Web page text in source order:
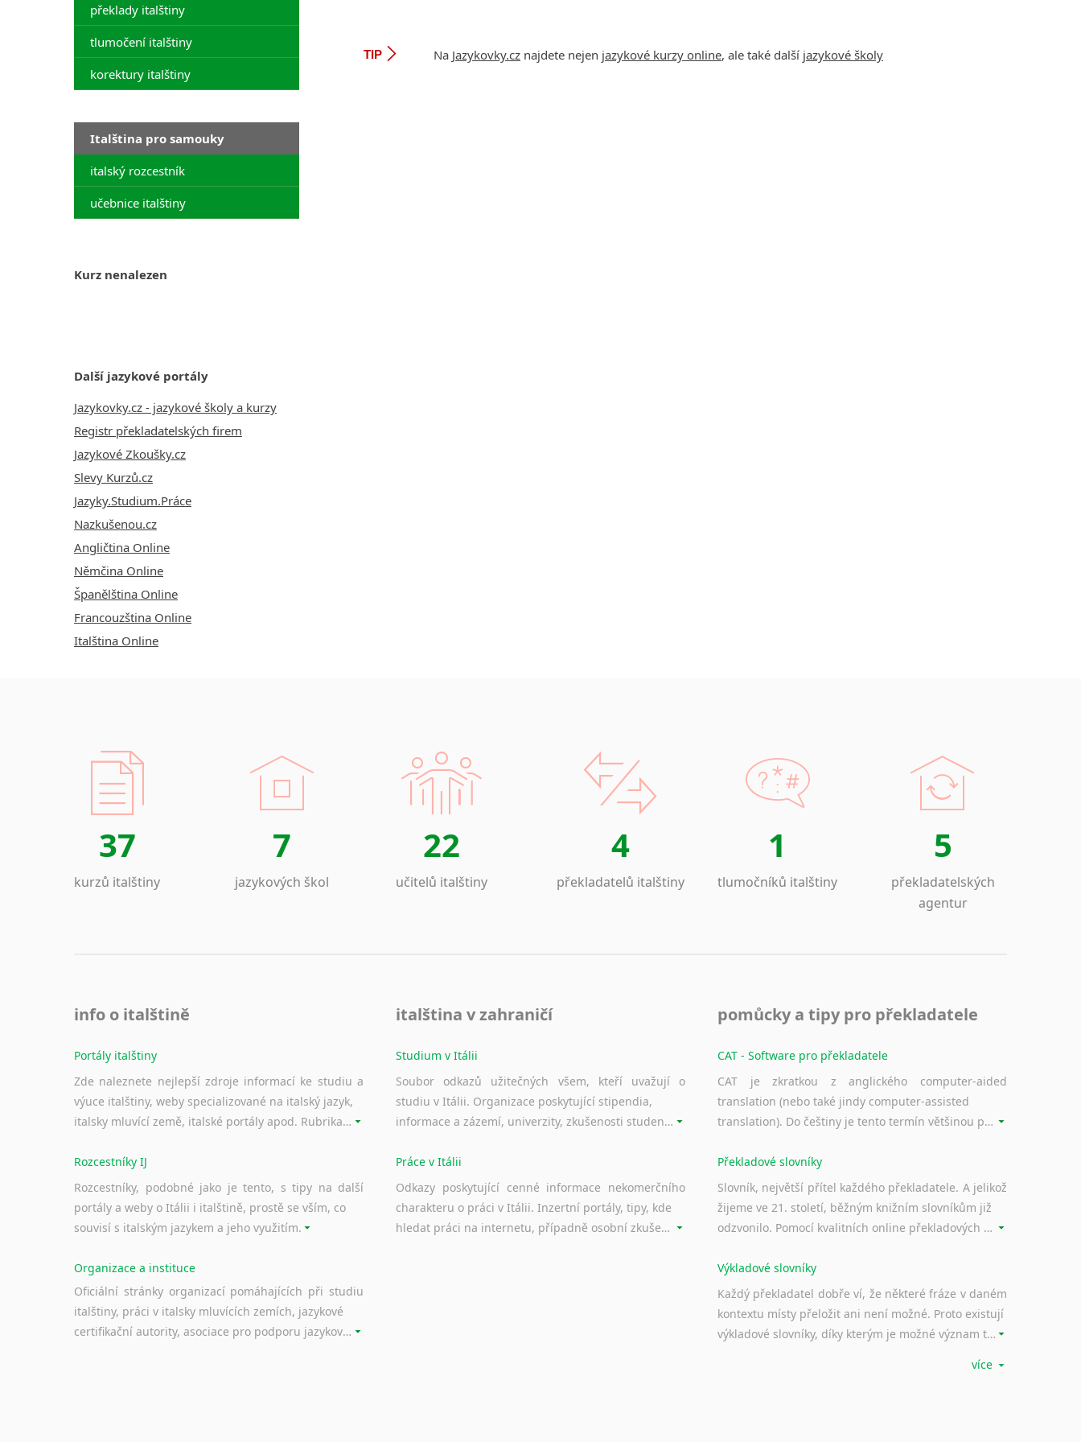
překlady italštiny
tlumočení italštiny
korektury italštiny
Italština pro samouky
italský rozcestník
učebnice italštiny
Kurz nenalezen
Další jazykové portály
Jazykovky.cz - jazykové školy a kurzy
Registr překladatelských firem
Jazykové Zkoušky.cz
Slevy Kurzů.cz
Jazyky.Studium.Práce
Nazkušenou.cz
Angličtina Online
Němčina Online
Španělština Online
Francouzština Online
Italština Online
TIP Na Jazykovky.cz najdete nejen jazykové kurzy online, ale také další jazykové školy
37
kurzů italštiny
7
jazykových škol
22
učitelů italštiny
4
překladatelů italštiny
1
tlumočníků italštiny
5
překladatelských
agentur
info o italštině
Portály italštiny
Zde naleznete nejlepší zdroje informací ke studiu a
výuce italštiny, weby specializované na italský jazyk,
italsky mluvící země, italské portály apod. Rubrika obsahuje zejména komplexní a maximálně kvalitní stránky využitelné ke studiu italštiny.
Rozcestníky IJ
Rozcestníky, podobné jako je tento, s tipy na další
portály a weby o Itálii i italštině, prostě se vším, co
souvisí s italským jazykem a jeho využitím.
Organizace a instituce
Oficiální stránky organizací pomáhajících při studiu
italštiny, práci v italsky mluvících zemích, jazykové
certifikační autority, asociace pro podporu jazykového vzdělávání ad.
italština v zahraničí
Studium v Itálii
Soubor odkazů užitečných všem, kteří uvažují o
studiu v Itálii. Organizace poskytující stipendia,
informace a zázemí, univerzity, zkušenosti studentů.
Práce v Itálii
Odkazy poskytující cenné informace nekomerčního
charakteru o práci v Itálii. Inzertní portály, tipy, kde
hledat práci na internetu, případně osobní zkušenosti ostatních.
pomůcky a tipy pro překladatele
CAT - Software pro překladatele
CAT je zkratkou z anglického computer-aided
translation (nebo také jindy computer-assisted
translation). Do češtiny je tento termín většinou překládán jako počítačem podporovaný překlad či překlad podporovaný počítačem. Nástroje CAT ukládají překládané fráze a při dalším překladu vám je automaticky nabízejí, takže se již nemusíte zdržovat s jejich dalším překládáním.
Překladové slovníky
Slovník, největší přítel každého překladatele. A jelikož
žijeme ve 21. století, běžným knižním slovníkům již
odzvonilo. Pomocí kvalitních online překladových slovníků již nemusíte únavně listovat alfabetickým schématem uspořádání, stačí napsat vstupní frázi a dřív, než řeknete švec, vyskočí vám hledaný výraz.
Výkladové slovníky
Každý překladatel dobře ví, že některé fráze v daném
kontextu místy přeložit ani není možné. Proto existují
výkladové slovníky, díky kterým je možné význam takovýchto frází rozklíčovat.
více